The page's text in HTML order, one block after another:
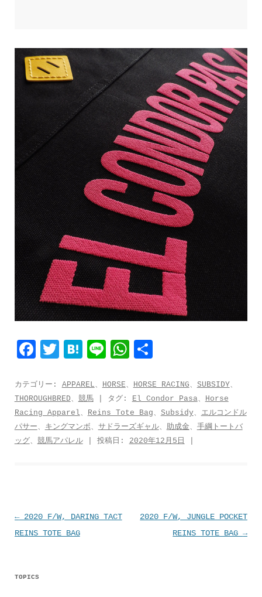
F
c
e
b
o
T
i
t
t
e
H
t
e
n
a
L
n
e
W
a
t
s
A
カテゴリー: APPAREL、 HORSE、 HORSE RACING、 SUBSIDY、
THOROUGHBRED、 競馬| タグ: El Condor Pasa、 Horse
Racing Apparel、 Reins Tote Bag、 Subsidy、 エルコンドル
パサー、 キングマンボ、 サドラーズギャル、 助成金、 手綱トートバ
ッグ、 競馬アパレル| 投稿日: 2020年12月5日
投
稿
←2020 F/W, DARING TACT
REINS TOTE BAG
2020 F/W, JUNGLE POCKET
REINS TOTE BAG→
TOPICS